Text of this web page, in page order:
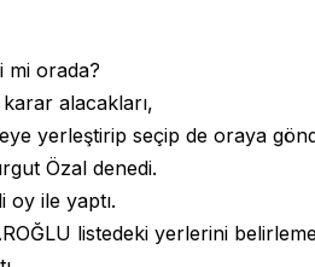
mi orada?
alacakları,
yerleştirip seçip de oraya
Özal denedi.
oy ile yaptı.
listedeki yerlerini